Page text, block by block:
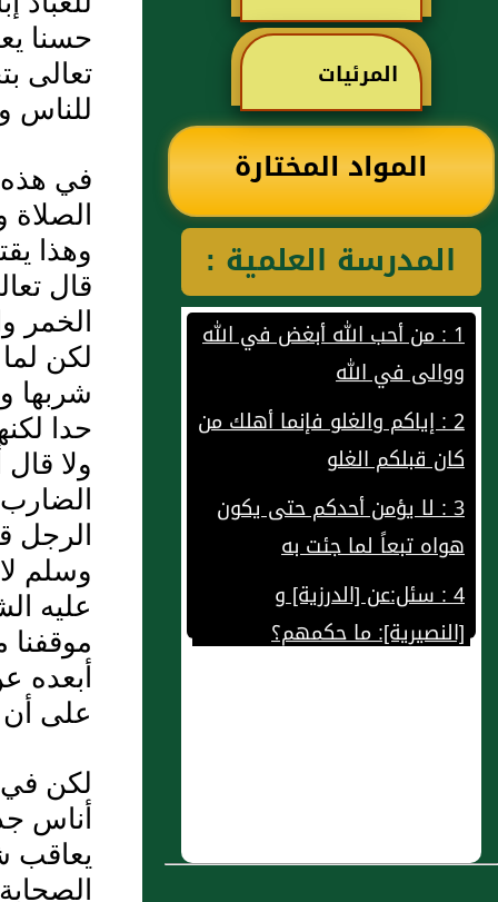
رحمه الله
العثيمين لكتاب
رياض الصالحين
للإمام النووي
رحمهم الله تعالى
المرئيات
المواد المختارة
المدرسة العلمية :
1 : من أحب الله أبغض في الله
ووالى في الله
2 : إياكم والغلو فإنما أهلك من
كان قبلكم الغلو
3 : لا يؤمن أحدكم حتى يكون
هواه تبعاً لما جئت به
4 : سئل:عن ‏[‏الدرزية‏]‏ و
‏[‏النصيرية‏]‏‏:‏ ما حكمهم‏؟‏
5 : باب كم الشهداء ؟ و لم
حسنا
تعالى
للناس
في هذه
وهذا
قال
الخمر
لكن
شربها
حدا
ولا
الرجل
وسلم
عليه
موقفنا
أبعده
على أن
لكن
أناس
يعاقب